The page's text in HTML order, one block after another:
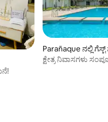
Parañaque ನಲ್ಲಿ
ಕ್ಷೇತ್ರ ನಿವಾಸಗಳು